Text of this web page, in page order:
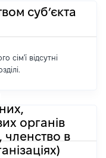
суб’єкта
сім'ї відсутні
органів
членство в